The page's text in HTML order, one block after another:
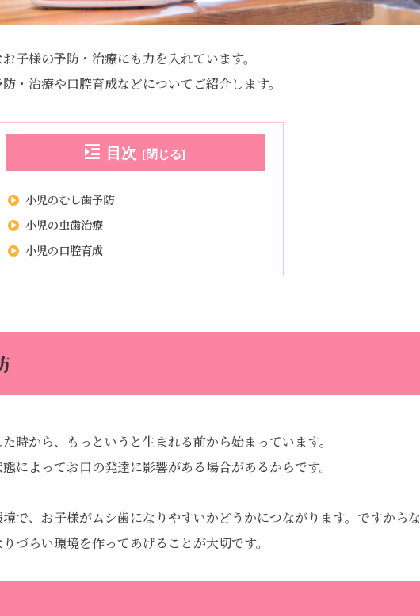
子様の予防・治療にも力を入れています。
・治療や口腔育成などについてご紹介します。
目次
小児のむし歯予防
小児の虫歯治療
小児の口腔育成
時から、もっというと生まれる前から始まっています。
によってお口の発達に影響がある場合があるからです。
で、お子様がムシ歯になりやすいかどうかにつながります。ですからな
づらい環境を作ってあげることが大切です。